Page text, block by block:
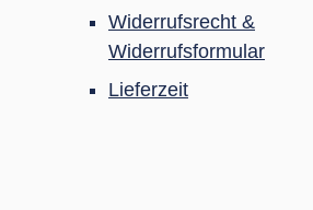
Widerrufsrecht &
Widerrufsformular
Lieferzeit